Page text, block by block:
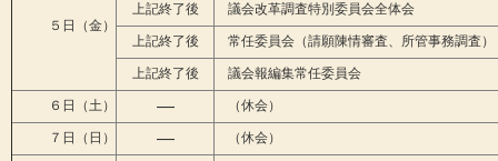
５日（金）
上記終了後 議会改革調査特別委員会全体会
上記終了後 常任委員会（請願陳情審査、所管事務調査）
上記終了後 議会報編集常任委員会
６日（土） ― （休会）
７日（日） ― （休会）